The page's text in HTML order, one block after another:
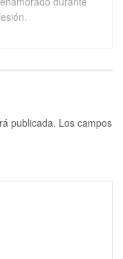
publicada. Los campos